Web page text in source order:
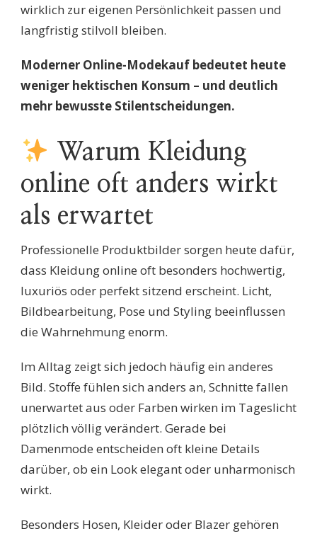
wirklich zur eigenen Persönlichkeit passen und
langfristig stilvoll bleiben.
Moderner Online-Modekauf bedeutet heute
weniger hektischen Konsum – und deutlich
mehr bewusste Stilentscheidungen.
Warum Kleidung
online oft anders wirkt
als erwartet
Professionelle Produktbilder sorgen heute dafür,
dass Kleidung online oft besonders hochwertig,
luxuriös oder perfekt sitzend erscheint. Licht,
Bildbearbeitung, Pose und Styling beeinflussen
die Wahrnehmung enorm.
Im Alltag zeigt sich jedoch häufig ein anderes
Bild. Stoffe fühlen sich anders an, Schnitte fallen
unerwartet aus oder Farben wirken im Tageslicht
plötzlich völlig verändert. Gerade bei
Damenmode entscheiden oft kleine Details
darüber, ob ein Look elegant oder unharmonisch
wirkt.
Besonders Hosen, Kleider oder Blazer gehören